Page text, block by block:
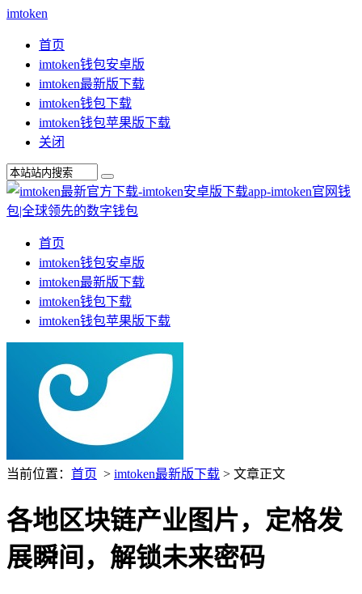
imtoken
首页
imtoken钱包安卓版
imtoken最新版下载
imtoken钱包下载
imtoken钱包苹果版下载
关闭
首页
imtoken钱包安卓版
imtoken最新版下载
imtoken钱包下载
imtoken钱包苹果版下载
当前位置： 首页 > imtoken最新版下载 > 文章正文
各地区块链产业图片，定格发
展瞬间，解锁未来密码